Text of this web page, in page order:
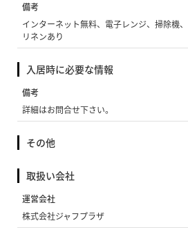
備考
インターネット無料、電子レンジ、掃除機
リネンあり
入居時に必要な情報
備考
詳細はお問合せ下さい。
その他
取扱い会社
運営会社
株式会社ジャフプラザ